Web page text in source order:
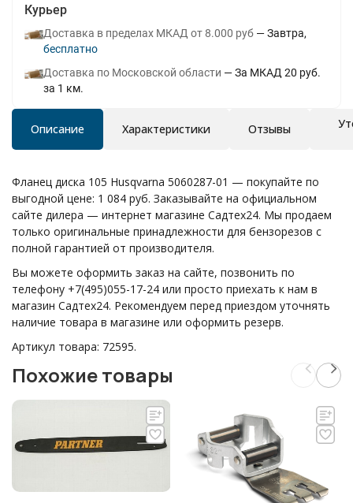
Курьер
Доставка в пределах МКАД от 8.000 руб
Завтра
Бесплатно
Доставка по Московской области
За МКАД 20 руб.
за 1 км.
Описание Характеристики Отзывы
Фланец диска 105 Husqvarna 5060287-01 — покупайте по
выгодной цене: 1 084 руб. Заказывайте на официальном
сайте дилера — интернет магазине Садтех24. Мы продаем
только оригинальные принадлежности для бензорезов с
полной гарантией от производителя.
Вы можете оформить заказ на сайте, позвонить по
телефону +7(495)055-17-24 или просто приехать к нам в
магазин Садтех24. Рекомендуем перед приездом уточнять
наличие товара в магазине или оформить резерв.
Артикул товара: 72595.
Похожие товары